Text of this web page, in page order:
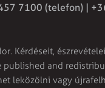
7100 (telefon) |
Kérdéseit,
published and
leközölni vagy